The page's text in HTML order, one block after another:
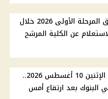
إعلان نتيجة تنسيق المرحلة الأولى 2026 خلال
عن الكلية المرشح
سعر الدولار اليوم الإثنين 10 أغسطس 2026..
البنوك بعد ارتفاع أمس